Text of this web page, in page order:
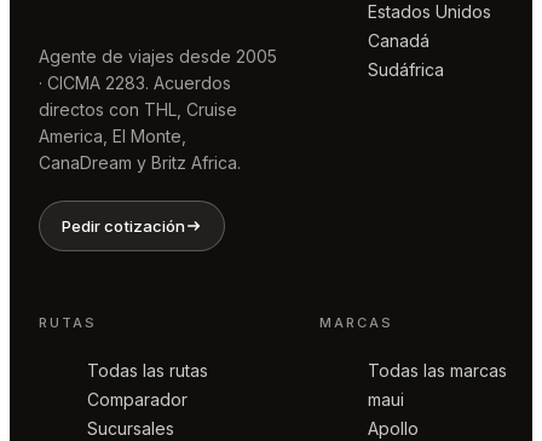
Agente de viajes desde 2005
· CICMA 2283. Acuerdos
directos con THL, Cruise
America, El Monte,
CanaDream y Britz Africa.
Pedir cotización
Estados Unidos
Canadá
Sudáfrica
RUTAS
Todas las rutas
Comparador
Sucursales
MARCAS
Todas las marcas
maui
Apollo